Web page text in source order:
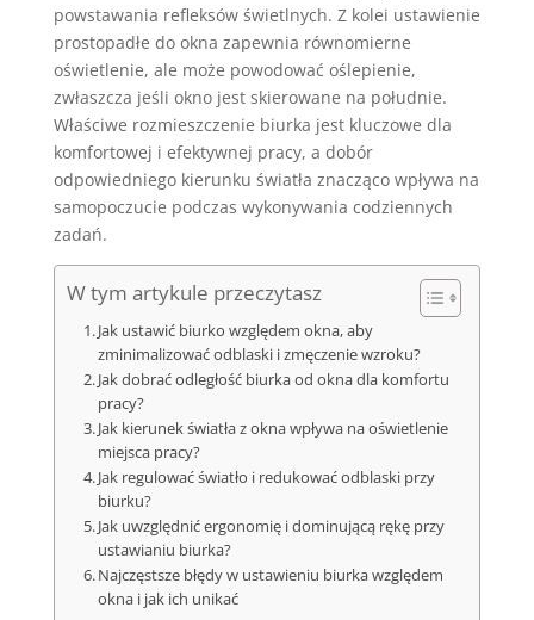
powstawania refleksów świetlnych. Z kolei ustawienie
prostopadłe do okna zapewnia równomierne
oświetlenie, ale może powodować oślepienie,
zwłaszcza jeśli okno jest skierowane na południe.
Właściwe rozmieszczenie biurka jest kluczowe dla
komfortowej i efektywnej pracy, a dobór
odpowiedniego kierunku światła znacząco wpływa na
samopoczucie podczas wykonywania codziennych
zadań.
W tym artykule przeczytasz
Jak ustawić biurko względem okna, aby
zminimalizować odblaski i zmęczenie wzroku?
Jak dobrać odległość biurka od okna dla komfortu
pracy?
Jak kierunek światła z okna wpływa na oświetlenie
miejsca pracy?
Jak regulować światło i redukować odblaski przy
biurku?
Jak uwzględnić ergonomię i dominującą rękę przy
ustawianiu biurka?
Najczęstsze błędy w ustawieniu biurka względem
okna i jak ich unikać